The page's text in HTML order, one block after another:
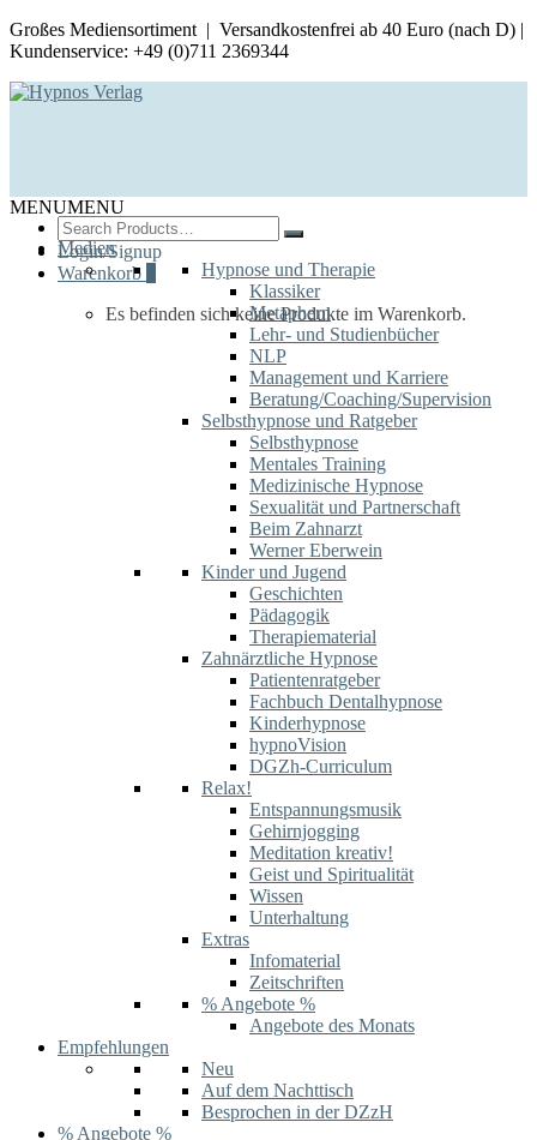
Großes Mediensortiment | Versandkostenfrei ab 40 Euro (nach D) |
Kundenservice: +49 (0)711 2369344
Search
for:
Login/Signup
Warenkorb
Es befinden sich keine Produkte im Warenkorb.
MENUMENU
Medien
Hypnose und Therapie
Klassiker
Metaphern
Lehr- und Studienbücher
NLP
Management und Karriere
Beratung/Coaching/Supervision
Selbsthypnose und Ratgeber
Selbsthypnose
Mentales Training
Medizinische Hypnose
Sexualität und Partnerschaft
Beim Zahnarzt
Werner Eberwein
Kinder und Jugend
Geschichten
Pädagogik
Therapiematerial
Zahnärztliche Hypnose
Patientenratgeber
Fachbuch Dentalhypnose
Kinderhypnose
hypnoVision
DGZh-Curriculum
Relax!
Entspannungsmusik
Gehirnjogging
Meditation kreativ!
Geist und Spiritualität
Wissen
Unterhaltung
Extras
Infomaterial
Zeitschriften
% Angebote %
Angebote des Monats
Empfehlungen
Neu
Auf dem Nachttisch
Besprochen in der DZzH
% Angebote %